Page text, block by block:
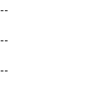
--
--
--